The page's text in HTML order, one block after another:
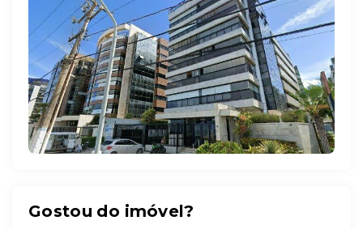
Leaflet
Gostou do imóvel?